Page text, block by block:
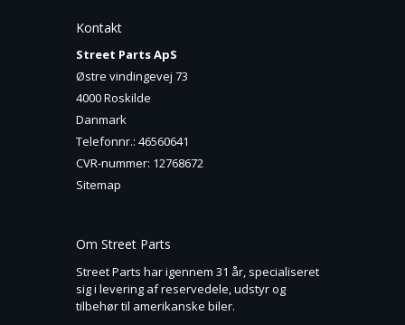
Kontakt
Street Parts ApS
Østre vindingevej 73
4000 Roskilde
Danmark
Telefonnr.: 46560641
CVR-nummer: 12768672
Sitemap
Om Street Parts
Street Parts har igennem 31 år, specialiseret
sig i levering af reservedele, udstyr og
tilbehør til amerikanske biler.